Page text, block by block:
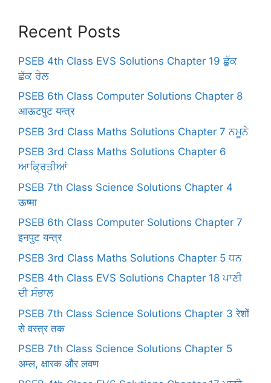
Recent Posts
PSEB 4th Class EVS Solutions Chapter 19 ਛੁੱਕ
ਛੱਕ ਰੇਲ
PSEB 6th Class Computer Solutions Chapter 8
आऊटपुट यन्त्र
PSEB 3rd Class Maths Solutions Chapter 7 ਨਮੂਨੇ
PSEB 3rd Class Maths Solutions Chapter 6
ਆਕ੍ਰਿਤੀਆਂ
PSEB 7th Class Science Solutions Chapter 4
ऊष्मा
PSEB 6th Class Computer Solutions Chapter 7
इनपुट यन्त्र
PSEB 3rd Class Maths Solutions Chapter 5 ਧਨ
PSEB 4th Class EVS Solutions Chapter 18 ਪਾਣੀ
ਦੀ ਸੰਭਾਲ
PSEB 7th Class Science Solutions Chapter 3 रेशों
से वस्त्र तक
PSEB 7th Class Science Solutions Chapter 5
अम्ल, क्षारक और लवण